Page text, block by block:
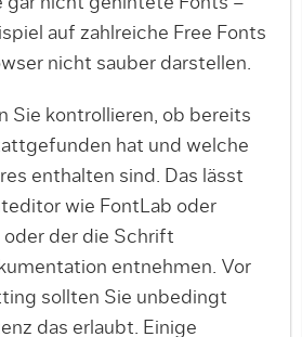
auf zahlreiche Free Fonts
nicht sauber darstellen.
Sie kontrollieren, ob bereits
hat und welche
enthalten sind. Das lässt
wie FontLab oder
der die Schrift
entnehmen. Vor
sollten Sie unbedingt
das erlaubt. Einige